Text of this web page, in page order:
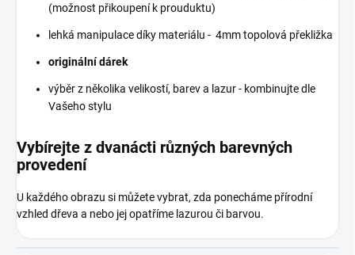
(možnost přikoupení k prouduktu)
lehká manipulace díky materiálu - 4mm topolová překližka
originální dárek
výběr z několika velikostí, barev a lazur - kombinujte dle
Vašeho stylu
Vybírejte z dvanácti různých barevných
provedení
U každého obrazu si můžete vybrat, zda ponecháme přírodní
vzhled dřeva a nebo jej opatříme lazurou či barvou.